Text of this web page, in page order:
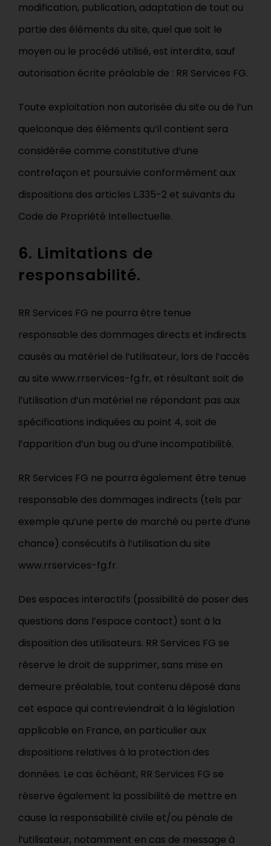
modification, publication, adaptation de tout ou
partie des éléments du site, quel que soit le
moyen ou le procédé utilisé, est interdite, sauf
autorisation écrite préalable de : RR Services FG.
Toute exploitation non autorisée du site ou de l’un
quelconque des éléments qu’il contient sera
considérée comme constitutive d’une
contrefaçon et poursuivie conformément aux
dispositions des articles L.335-2 et suivants du
Code de Propriété Intellectuelle.
6. Limitations de
responsabilité.
RR Services FG ne pourra être tenue
responsable des dommages directs et indirects
causés au matériel de l’utilisateur, lors de l’accès
au site www.rrservices-fg.fr, et résultant soit de
l’utilisation d’un matériel ne répondant pas aux
spécifications indiquées au point 4, soit de
l’apparition d’un bug ou d’une incompatibilité.
RR Services FG ne pourra également être tenue
responsable des dommages indirects (tels par
exemple qu’une perte de marché ou perte d’une
chance) consécutifs à l’utilisation du site
www.rrservices-fg.fr.
Des espaces interactifs (possibilité de poser des
questions dans l’espace contact) sont à la
disposition des utilisateurs. RR Services FG se
réserve le droit de supprimer, sans mise en
demeure préalable, tout contenu déposé dans
cet espace qui contreviendrait à la législation
applicable en France, en particulier aux
dispositions relatives à la protection des
données. Le cas échéant, RR Services FG se
réserve également la possibilité de mettre en
cause la responsabilité civile et/ou pénale de
l’utilisateur, notamment en cas de message à